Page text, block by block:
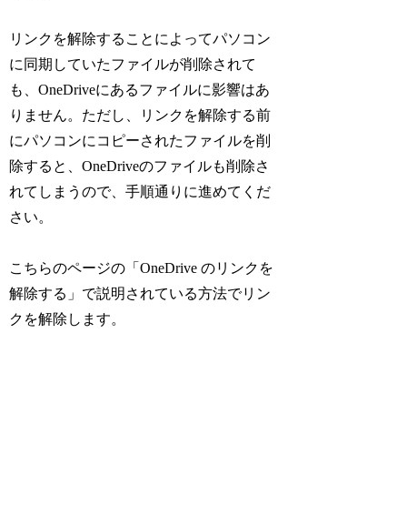
リンクを解除することによってパソコン
に同期していたファイルが削除されて
も、OneDriveにあるファイルに影響はあ
りません。ただし、リンクを解除する前
にパソコンにコピーされたファイルを削
除すると、OneDriveのファイルも削除さ
れてしまうので、手順通りに進めてくだ
さい。
こちらのページの「OneDrive のリンクを
解除する」で説明されている方法でリン
クを解除します。